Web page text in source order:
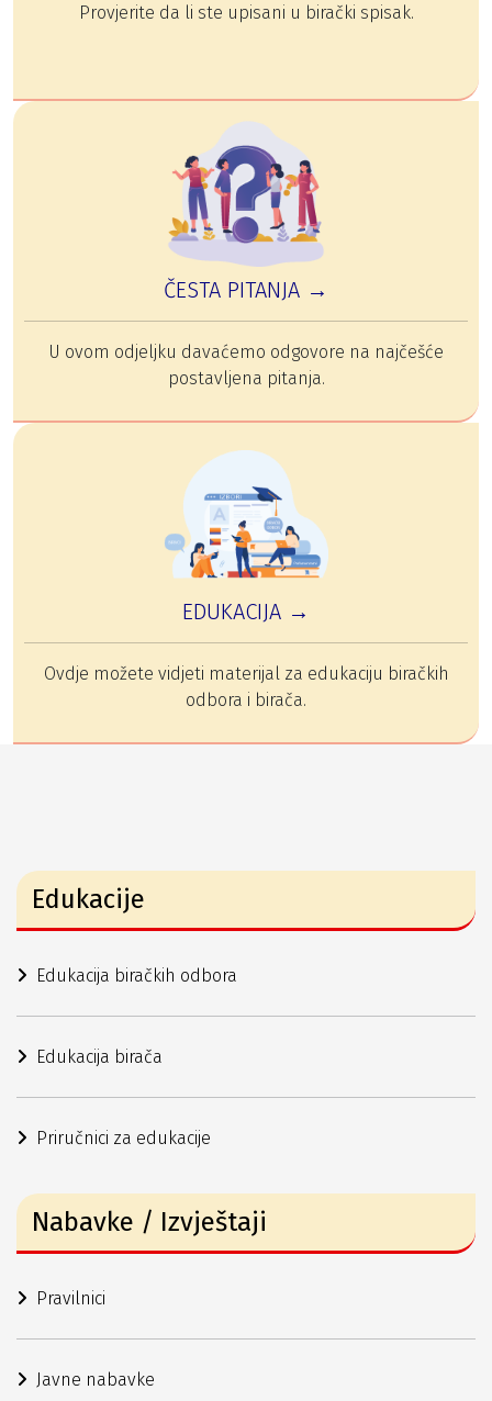
Provjerite da li ste upisani u birački spisak.
ČESTA PITANJA →
U ovom odjeljku davaćemo odgovore na najčešće
postavljena pitanja.
EDUKACIJA →
Ovdje možete vidjeti materijal za edukaciju biračkih
odbora i birača.
Edukacije
Edukacija biračkih odbora
Edukacija birača
Priručnici za edukacije
Nabavke / Izvještaji
Pravilnici
Javne nabavke